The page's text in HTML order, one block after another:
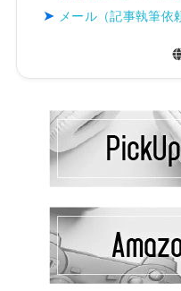
メール（記事執筆依